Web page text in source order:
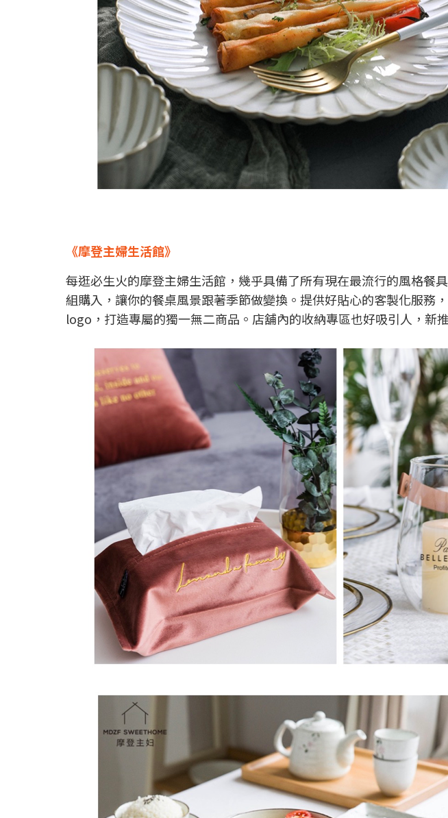
《摩登主婦生活館》
每逛必生火的摩登主婦生活館，幾乎具備了所有現在最流行的風格餐
組購入，讓你的餐桌風景跟著季節做變換。提供好貼心的客製化服務
logo，打造專屬的獨一無二商品。店舖內的收納專區也好吸引人，新